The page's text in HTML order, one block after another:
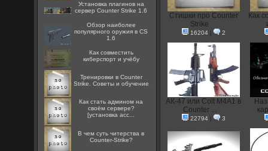
Установка плагинов на
сервер Counter Strike 1.6
Обзор наиболее
популярного оружия в CS
1.6
Как совместить
киберспорт и учёбу
Тренировки в Counter
Strike. Советы и обучение
Как стать админом на
своём сервере?
[установка acc...
В чем суть читерства в
Counter-Strike?
Стишки про Counter
Strike
16204| 2
Как
АК-47 или Colt M4A1 в
Counter ...
22794| 3